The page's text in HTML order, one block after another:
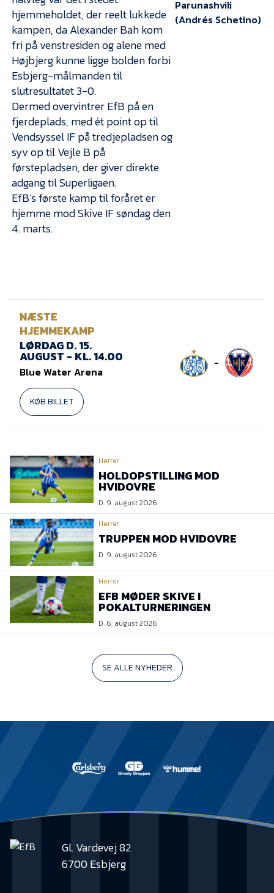
hjemmeholdet, der reelt lukkede
kampen, da Alexander Bah kom
fri på venstresiden og alene med
Højbjerg kunne ligge bolden forbi
Esbjerg-målmanden til
slutresultatet 3-0.
Dermed overvintrer EfB på en
fjerdeplads, med ét point op til
Vendsyssel IF på tredjepladsen og
syv op til Vejle B på
førstepladsen, der giver direkte
adgang til Superligaen.
EfB’s første kamp til foråret er
hjemme mod Skive IF søndag den
4. marts.
Parunashvili
(Andrés Schetino)
NÆSTE
HJEMMEKAMP
LØRDAG D. 15.
AUGUST - KL. 14.00
Blue Water Arena
KØB BILLET
-
Herrer
HOLDOPSTILLING MOD
HVIDOVRE
D. 9. august 2026
Herrer
TRUPPEN MOD HVIDOVRE
D. 9. august 2026
Herrer
EFB MØDER SKIVE I
POKALTURNERINGEN
D. 6. august 2026
SE ALLE NYHEDER
Gl. Vardevej 82
6700 Esbjerg